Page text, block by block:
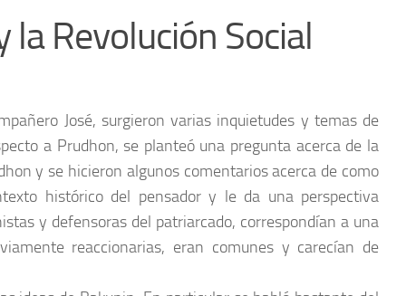
la Revolución Social
José, surgieron varias inquietudes y temas de
a Prudhon, se planteó una pregunta acerca de la
y se hicieron algunos comentarios acerca de como
histórico del pensador y le da una perspectiva
y defensoras del patriarcado, correspondían a una
reaccionarias, eran comunes y carecían de